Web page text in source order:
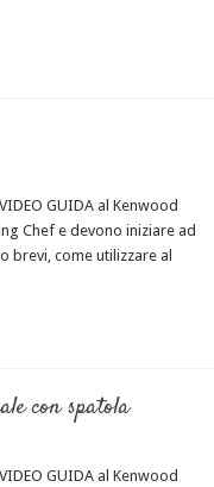
GUIDA al Kenwood
Chef e devono iniziare ad
brevi, come utilizzare al
con spatola
GUIDA al Kenwood